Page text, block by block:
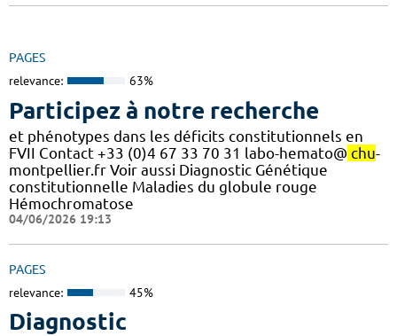
PAGES
relevance: 63%
Participez à notre recherche
et phénotypes dans les déficits constitutionnels en
FVII Contact +33 (0)4 67 33 70 31 labo-hemato@ chu-
montpellier.fr Voir aussi Diagnostic Génétique
constitutionnelle Maladies du globule rouge
Hémochromatose
04/06/2026 19:13
PAGES
relevance: 45%
Diagnostic